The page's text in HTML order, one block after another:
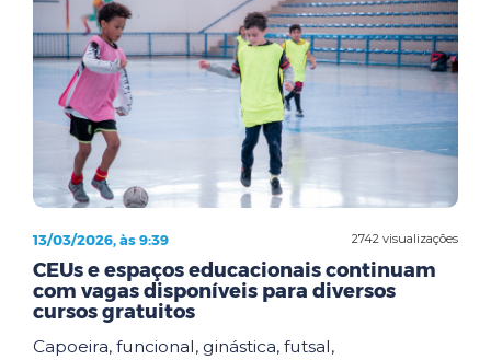
2742 visualizações
13/03/2026, às 9:39
CEUs e espaços educacionais continuam
com vagas disponíveis para diversos
cursos gratuitos
Capoeira, funcional, ginástica, futsal,